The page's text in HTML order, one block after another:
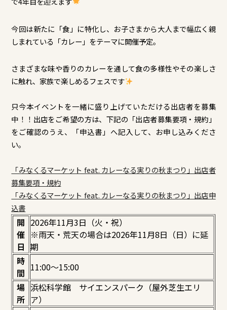
今回は新たに「食」に特化し、お子さまから大人まで幅広く親
しまれている「カレー」をテーマに開催予定。
さまざまな味や香りのカレーを通して食の多様性やその楽しさ
に触れ、家族で楽しめるフェスです
只今本イベントを一緒に盛り上げていただける出店者を募集
中！！出店をご希望の方は、下記の「出店者募集要項・規約」
をご確認のうえ、「申込書」へ記入して、お申し込みくださ
い。
「みなくるマーケット feat. カレーなる実りの秋まつり」出店者
募集要項・規約
「みなくるマーケット feat. カレーなる実りの秋まつり」出店申
込書
開
催
日
2026年11月3日（火・祝）
※雨天・荒天の場合は2026年11月8日（日）に延
期
時
間 11:00～15:00
場
所
浜松科学館 サイエンスパーク（屋外芝生エリ
ア）